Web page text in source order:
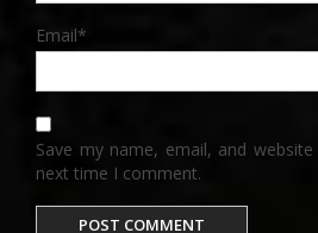
Email*
Save my name, email, and
next time I comment.